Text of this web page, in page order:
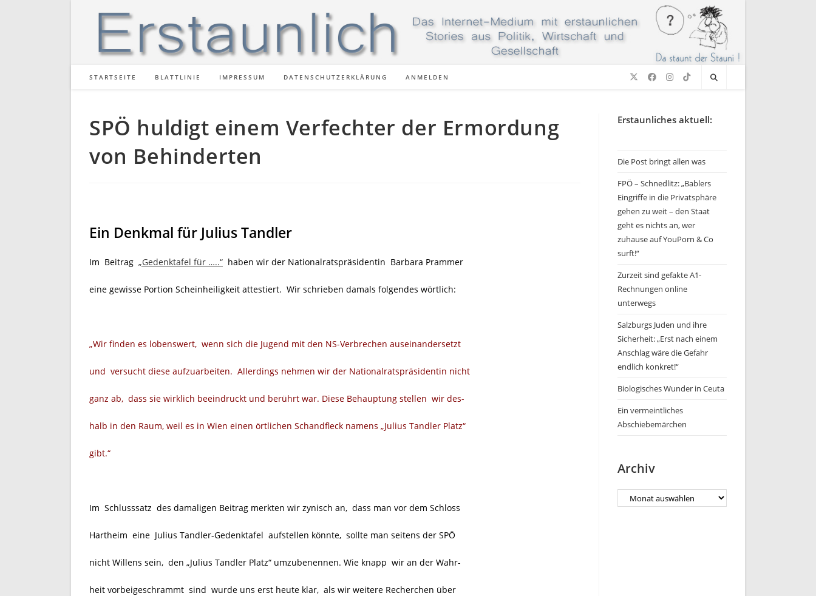
STARTSEITE BLATTLINIE IMPRESSUM DATENSCHUTZERKLÄRUNG ANMELDEN
SPÖ huldigt einem Verfechter der Ermordung
von Behinderten
Ein Denkmal für Julius Tandler
Im Beitrag „Gedenktafel für …..“ haben wir der Nationalratspräsidentin Barbara Prammer
eine gewisse Portion Scheinheiligkeit attestiert. Wir schrieben damals folgendes wörtlich:
„Wir finden es lobenswert, wenn sich die Jugend mit den NS-Verbrechen auseinandersetzt
und versucht diese aufzuarbeiten. Allerdings nehmen wir der Nationalratspräsidentin nicht
ganz ab, dass sie wirklich beeindruckt und berührt war. Diese Behauptung stellen wir des-
halb in den Raum, weil es in Wien einen örtlichen Schandfleck namens „Julius Tandler Platz“
gibt.“
Im Schlusssatz des damaligen Beitrag merkten wir zynisch an, dass man vor dem Schloss
Hartheim eine Julius Tandler-Gedenktafel aufstellen könnte, sollte man seitens der SPÖ
nicht Willens sein, den „Julius Tandler Platz“ umzubenennen. Wie knapp wir an der Wahr-
heit vorbeigeschrammt sind wurde uns erst heute klar, als wir weitere Recherchen über
Erstaunliches aktuell:
Die Post bringt allen was
FPÖ – Schnedlitz: „Bablers
Eingriffe in die Privatsphäre
gehen zu weit – den Staat
geht es nichts an, wer
zuhause auf YouPorn & Co
surft!“
Zurzeit sind gefakte A1-
Rechnungen online
unterwegs
Salzburgs Juden und ihre
Sicherheit: „Erst nach einem
Anschlag wäre die Gefahr
endlich konkret!“
Biologisches Wunder in Ceuta
Ein vermeintliches
Abschiebemärchen
Archiv
Archiv